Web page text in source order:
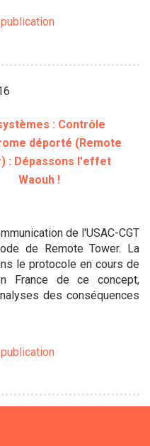
: Contrôle
déporté (Remote
: Dépassons l'effet
Waouh !
de l'USAC-CGT
de Remote Tower. La
le protocole en cours de
France de ce concept,
des conséquences